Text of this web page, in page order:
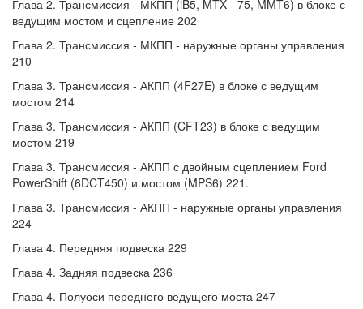
Глава 2. Трансмиссия - МКПП (iB5, MTX - 75, MMT6) в блоке с
ведущим мостом и сцепление 202
Глава 2. Трансмиссия - МКПП - наружные органы управления
210
Глава 3. Трансмиссия - АКПП (4F27E) в блоке с ведущим
мостом 214
Глава 3. Трансмиссия - АКПП (CFT23) в блоке с ведущим
мостом 219
Глава 3. Трансмиссия - АКПП с двойным сцеплением Ford
PowerShift (6DCT450) и мостом (MPS6) 221.
Глава 3. Трансмиссия - АКПП - наружные органы управления
224
Глава 4. Передняя подвеска 229
Глава 4. Задняя подвеска 236
Глава 4. Полуоси переднего ведущего моста 247